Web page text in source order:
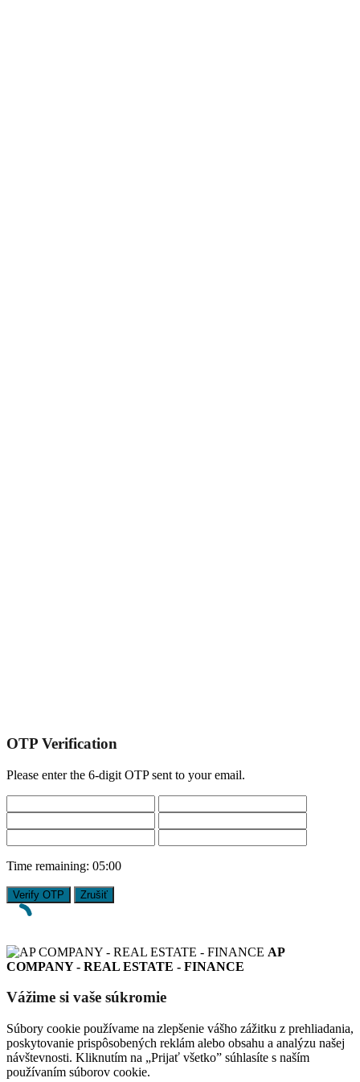
OTP Verification
Please enter the 6-digit OTP sent to your email.
Time remaining: 05:00
Verify OTP Zrušiť
AP
COMPANY - REAL ESTATE - FINANCE
Vážime si vaše súkromie
Súbory cookie používame na zlepšenie vášho zážitku z prehliadania,
poskytovanie prispôsobených reklám alebo obsahu a analýzu našej
návštevnosti. Kliknutím na „Prijať všetko” súhlasíte s naším
používaním súborov cookie.